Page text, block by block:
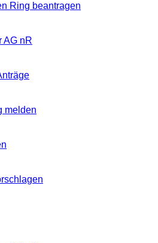
Ring beantragen
AG nR
melden